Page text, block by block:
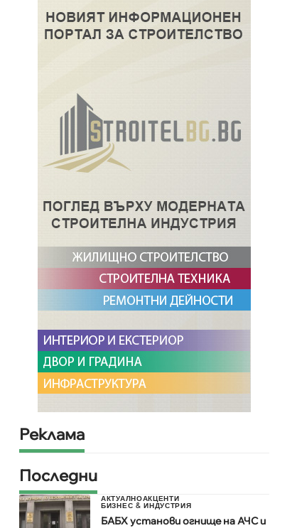
Реклама
Последни
АКТУАЛНОАКЦЕНТИ
БИЗНЕС & ИНДУСТРИЯ
БАБХ установи огнище на АЧС и